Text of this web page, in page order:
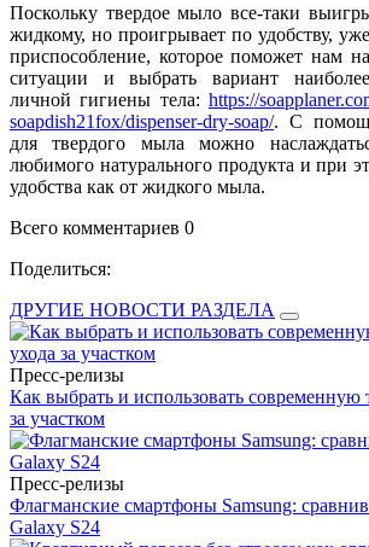
Поскольку твердое мыло все-таки
жидкому, но проигрывает по удобству,
приспособление, которое поможет нам
ситуации и выбрать вариант
личной гигиены тела: https://
soapdish21fox/dispenser-dry-soap/. С
для твердого мыла можно
любимого натурального продукта и при
удобства как от жидкого мыла.
Всего комментариев 0
Поделиться:
ДРУГИЕ НОВОСТИ РАЗДЕЛА
Пресс-релизы
Как выбрать и использовать современную
за участком
Пресс-релизы
Флагманские смартфоны Samsung:
Galaxy S24